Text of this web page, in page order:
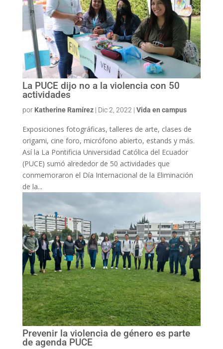
La PUCE dijo no a la violencia con 50
actividades
por Katherine Ramírez| Dic 2, 2022 | Vida en campus
Exposiciones fotográficas, talleres de arte, clases de
origami, cine foro, micrófono abierto, estands y más.
Así la La Pontificia Universidad Católica del Ecuador
(PUCE) sumó alrededor de 50 actividades que
conmemoraron el Día Internacional de la Eliminación
de la...
Prevenir la violencia de género es parte
de agenda PUCE